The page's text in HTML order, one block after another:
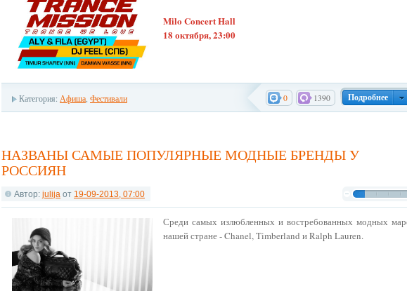
Milo Concert Hall
18 октября, 23:00
Подробнее
1390
0
Категория: Афиша Фестивали
НАЗВАНЫ САМЫЕ ПОПУЛЯРНЫЕ МОДНЫЕ БРЕНДЫ У
РОССИЯН
Автор: julija от 19-09-2013, 07:00
Среди самых излюбленных и востребованных модных
нашей стране - Chanel, Timberland и Ralph Lauren.